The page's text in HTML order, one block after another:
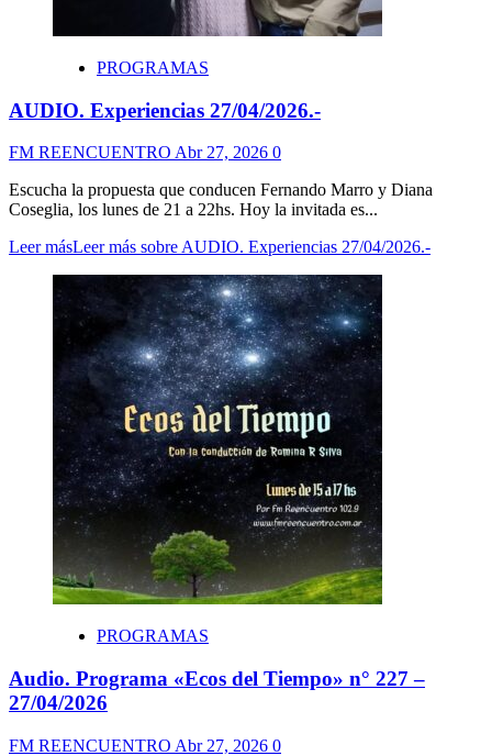
PROGRAMAS
AUDIO. Experiencias 27/04/2026.-
FM REENCUENTRO Abr 27, 2026 0
Escucha la propuesta que conducen Fernando Marro y Diana
Coseglia, los lunes de 21 a 22hs. Hoy la invitada es...
Leer másLeer más sobre AUDIO. Experiencias 27/04/2026.-
PROGRAMAS
Audio. Programa «Ecos del Tiempo» n° 227 –
27/04/2026
FM REENCUENTRO Abr 27, 2026 0